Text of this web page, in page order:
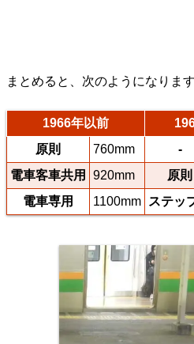
まとめると、次のようになります
1966年以前
原則
760mm -
電車客車共用
920mm 原則
電車専用
1100mm ステッ